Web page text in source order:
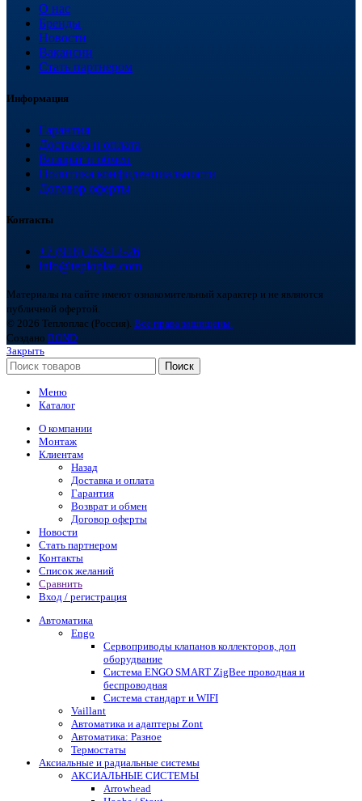
О нас
Бренды
Новости
Вакансии
Стать партнером
Информация
Гарантия
Доставка и оплата
Возврат и обмен
Политика конфиденциальности
Договор оферты
Контакты
+7 (918) 252-12-26
info@teploplas.com
Материалы на сайте имеют ознакомительный характер и не являются
публичной офертой.
© 2026 Теплоплас (Россия). Все права защищены.
Создано BOND
Закрыть
Поиск
Меню
Каталог
О компании
Монтаж
Клиентам
Назад
Доставка и оплата
Гарантия
Возврат и обмен
Договор оферты
Новости
Стать партнером
Контакты
Список желаний
Сравнить
Вход / регистрация
Автоматика
Engo
Сервоприводы клапанов коллекторов, доп
оборудвание
Система ENGO SMART ZigBee проводная и
беспроводная
Система стандарт и WIFI
Vaillant
Автоматика и адаптеры Zont
Автоматика: Разное
Термостаты
Аксиальные и радиальные системы
АКСИАЛЬНЫЕ СИСТЕМЫ
Arrowhead